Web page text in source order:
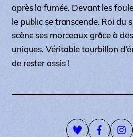
après la fumée. Devant les
le public se transcende. Roi du
scène ses morceaux grâce à
uniques. Véritable tourbillon
de rester assis !
Playlist Deezer
Page